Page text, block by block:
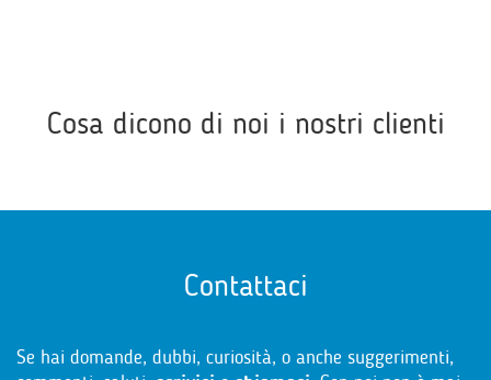
Cosa dicono di noi i nostri clienti
Contattaci
Se hai domande, dubbi, curiosità, o anche suggerimenti,